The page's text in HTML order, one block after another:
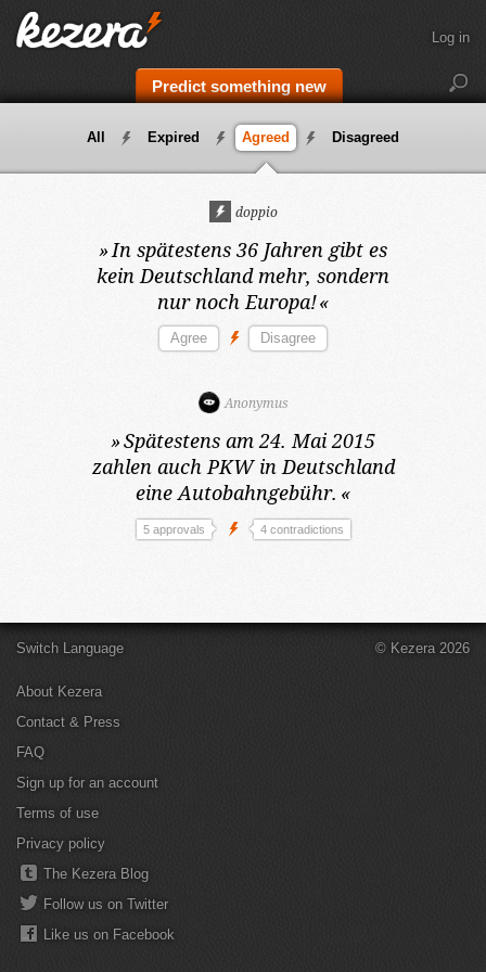
Predict something new
Log in
All Expired Agreed Disagreed
doppio
»In spätestens 36 Jahren gibt es
kein Deutschland mehr, sondern
nur noch Europa!«
Anonymus
»Spätestens am 24. Mai 2015
zahlen auch PKW in Deutschland
eine Autobahngebühr. «
5 approvals 4 contradictions
Switch Language
About Kezera
Contact & Press
FAQ
Sign up for an account
Terms of use
Privacy policy
The Kezera Blog
Follow us on Twitter
Like us on Facebook
© Kezera 2026